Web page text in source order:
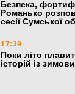
Безпека,
Романько
сесії Сумської
17:39
Поки літо
історій із